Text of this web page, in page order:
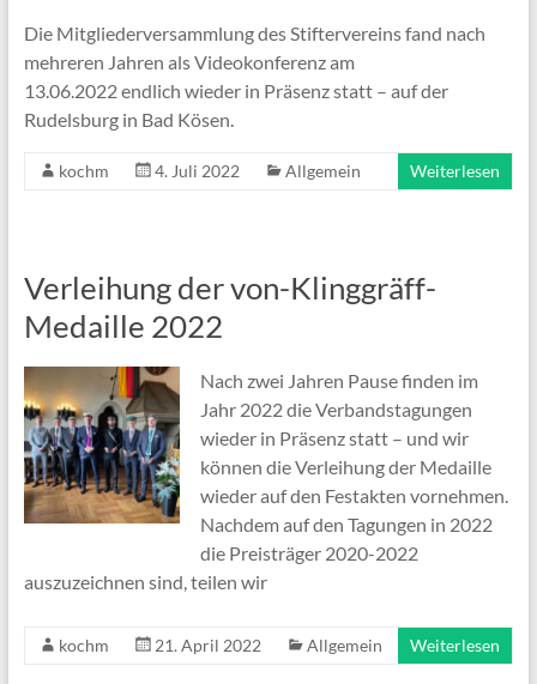
Die Mitgliederversammlung des Stiftervereins fand nach
mehreren Jahren als Videokonferenz am
13.06.2022 endlich wieder in Präsenz statt – auf der
Rudelsburg in Bad Kösen.
kochm 4. Juli 2022 Allgemein Weiterlesen
Verleihung der von-Klinggräff-
Medaille 2022
Nach zwei Jahren Pause finden im
Jahr 2022 die Verbandstagungen
wieder in Präsenz statt – und wir
können die Verleihung der Medaille
wieder auf den Festakten vornehmen.
Nachdem auf den Tagungen in 2022
die Preisträger 2020-2022
auszuzeichnen sind, teilen wir
kochm 21. April 2022 Allgemein Weiterlesen